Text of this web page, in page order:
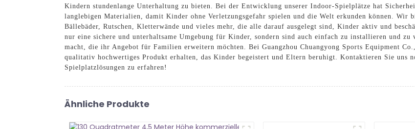
Kindern stundenlange Unterhaltung zu bieten. Bei der Entwicklung unserer Indoor-Spielplätze hat
langlebigen Materialien, damit Kinder ohne Verletzungsgefahr spielen und die Welt erkunden können. Wir
Bällebäder, Rutschen, Kletterwände und vieles mehr, die alle darauf ausgelegt sind, Kinder aktiv und
nur eine sichere und unterhaltsame Umgebung für Kinder, sondern sind auch einfach zu installieren und
macht, die ihr Angebot für Familien erweitern möchten. Bei Guangzhou Chuangyong Sports Equipment
qualitativ hochwertiges Produkt erhalten, das Kinder begeistert und Eltern beruhigt. Kontaktieren Sie uns
Spielplatzlösungen zu erfahren!
Ähnliche Produkte